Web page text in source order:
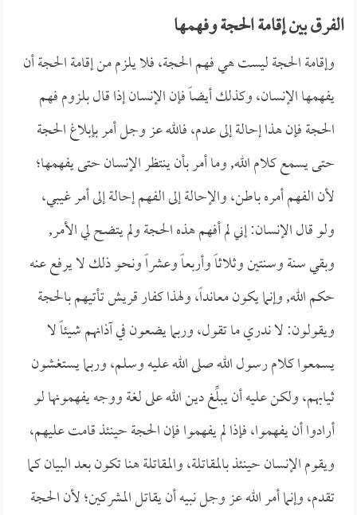
الفرق بين إقامة الحجة وفهمها
وإقامة الحجة ليست هي فهم الحجة، فلا يلزم من إقامة الحجة أن
يفهمها الإنسان، وكذلك أيضاً فإن الإنسان إذا قال بلزوم فهم
الحجة فإن هذا إحالة إلى عدم، فالله عز وجل أمر بإبلاغ الحجة
حتى يسمع كلام الله, وما أمر بأن ينتظر الإنسان حتى يفهمها؛
لأن الفهم أمره باطن، والإحالة إلى الفهم إحالة إلى أمر غيبي،
ولو قال الإنسان: إني لم أفهم هذه الحجة ولم يتضح لي الأمر,
وبقي سنة وسنتين وثلاثاً وأربعاً وعشراً ونحو ذلك لا يرفع عنه
حكم الله, وإنما يكون معانداً، ولهذا كفار قريش تأتيهم بالحجة
ويقولون: لا ندري ما تقول، وربما يضعون في آذانهم شيئاً لا
يسمعوا كلام رسول الله صلى الله عليه وسلم، وربما يستغشون
ثيابهم، ولكن عليه أن يبلِّغ دين الله على لغة ووجه يفهمونها لو
أرادوا أن يفهموا، فإذا لم يفهموا فإن الحجة حينئذ قامت عليهم،
ويقوم الإنسان حينئذ بالمقاتلة، والمقاتلة هنا تكون بعد البيان كما
تقدم، وإنما أمر الله عز وجل نبيه أن يقاتل المشركين؛ لأن الحجة